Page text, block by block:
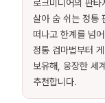
로크미디어의 판타
살아 숨 쉬는 정통
떠나고 한계를 넘
정통 검마법부터
보유해, 웅장한 세
추천합니다.